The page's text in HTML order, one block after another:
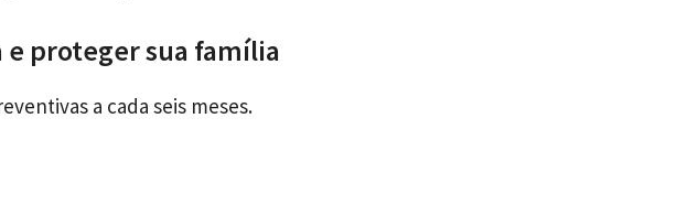
e proteger sua família
a cada seis meses.